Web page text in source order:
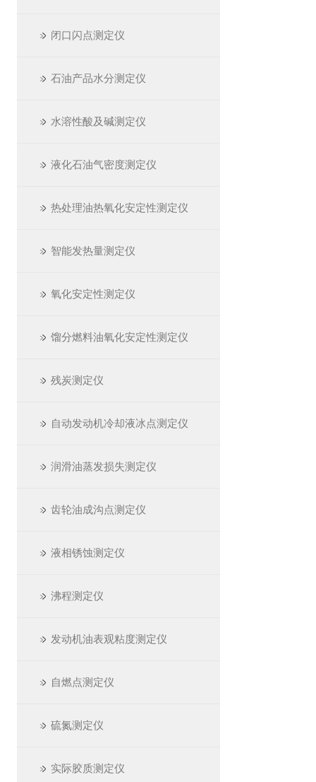
闭口闪点测定仪
石油产品水分测定仪
水溶性酸及碱测定仪
液化石油气密度测定仪
热处理油热氧化安定性测定仪
智能发热量测定仪
氧化安定性测定仪
馏分燃料油氧化安定性测定仪
残炭测定仪
自动发动机冷却液冰点测定仪
润滑油蒸发损失测定仪
齿轮油成沟点测定仪
液相锈蚀测定仪
沸程测定仪
发动机油表观粘度测定仪
自燃点测定仪
硫氮测定仪
实际胶质测定仪